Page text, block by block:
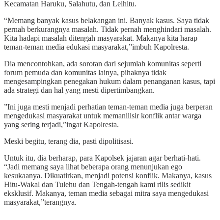
Kecamatan Haruku, Salahutu, dan Leihitu.
“Memang banyak kasus belakangan ini. Banyak kasus. Saya tidak
pernah berkurangnya masalah. Tidak pernah menghindari masalah.
Kita hadapi masalah ditengah masyarakat. Makanya kita harap
teman-teman media edukasi masyarakat,”imbuh Kapolresta.
Dia mencontohkan, ada sorotan dari sejumlah komunitas seperti
forum pemuda dan komunitas lainya, pihaknya tidak
mengesampingkan penegakan hukum dalam penanganan kasus, tapi
ada strategi dan hal yang mesti dipertimbangkan.
”Ini juga mesti menjadi perhatian teman-teman media juga berperan
mengedukasi masyarakat untuk memanilisir konflik antar warga
yang sering terjadi,”ingat Kapolresta.
Meski begitu, terang dia, pasti dipolitisasi.
Untuk itu, dia berharap, para Kapolsek jajaran agar berhati-hati.
“Jadi memang saya lihat beberapa orang menunjukan ego
kesukaanya. Dikuatirkan, menjadi potensi konflik. Makanya, kasus
Hitu-Wakal dan Tulehu dan Tengah-tengah kami rilis sedikit
eksklusif. Makanya, teman media sebagai mitra saya mengedukasi
masyarakat,”terangnya.